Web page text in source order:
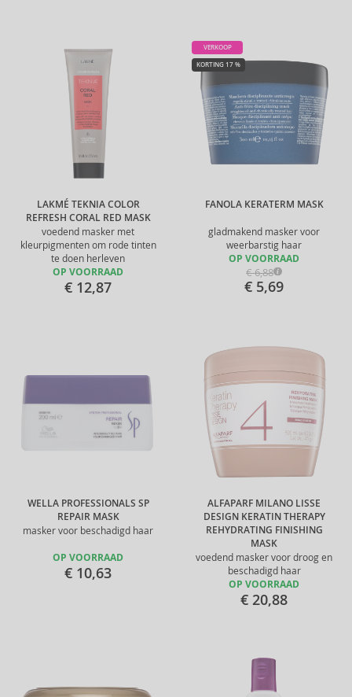
LAKMÉ TEKNIA COLOR
REFRESH CORAL RED MASK
voedend masker met
kleurpigmenten om rode tinten
te doen herleven
OP VOORRAAD
€ 12,87
FANOLA KERATERM MASK
gladmakend masker voor
weerbarstig haar
VERKOOP
KORTING 17 %
OP VOORRAAD
€ 6,88
€ 5,69
WELLA PROFESSIONALS SP
REPAIR MASK
masker voor beschadigd haar
OP VOORRAAD
€ 10,63
ALFAPARF MILANO LISSE
DESIGN KERATIN THERAPY
REHYDRATING FINISHING
MASK
voedend masker voor droog en
beschadigd haar
OP VOORRAAD
€ 20,88